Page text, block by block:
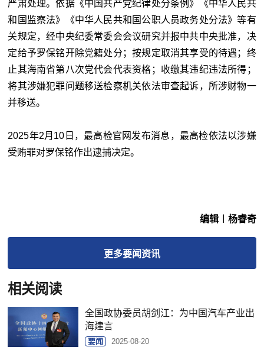
严肃处理。依据《中国共产党纪律处分条例》《中华人民共
和国监察法》《中华人民共和国公职人员政务处分法》等有
关规定，经中央纪委常委会会议研究并报中共中央批准，决
定给予罗保铭开除党籍处分；按规定取消其享受的待遇；终
止其海南省第八次党代会代表资格；收缴其违纪违法所得；
将其涉嫌犯罪问题移送检察机关依法审查起诉，所涉财物一
并移送。
2025年2月10日，最高检官网发布消息，最高检依法以涉嫌
受贿罪对罗保铭作出逮捕决定。
编辑︱杨睿奇
更多要闻资讯
相关阅读
全国政协委员胡剑江：为中国汽车产业出
海建言
要闻 2025-08-20